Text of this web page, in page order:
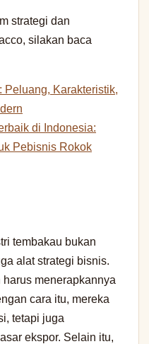
strategi dan
silakan baca
Peluang, Karakteristik,
di Indonesia:
Pebisnis Rokok
tembakau bukan
alat strategi bisnis.
menerapkannya
cara itu, mereka
tetapi juga
ekspor. Selain itu,